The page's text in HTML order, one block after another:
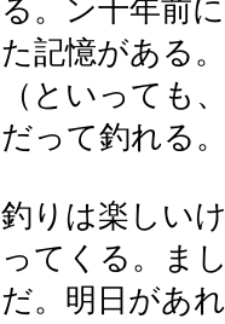
る。ン十年前
た記憶がある
（といっても
だって釣れる。
釣りは楽しい
ってくる。ま
だ。明日があ